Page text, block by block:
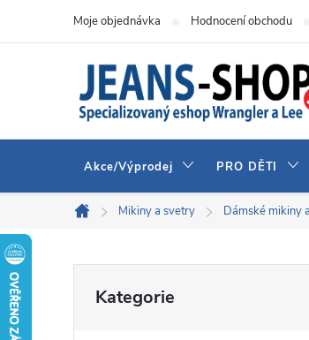
Moje objednávka Hodnocení obchodu
Akce/Výprodej PRO DĚTI
Domů
Mikiny a svetry Dámské mikiny
kategorie
Kategorie